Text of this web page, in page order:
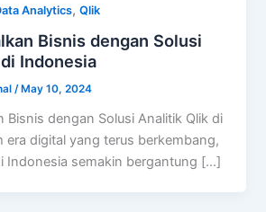
Analytics,Qlik
Bisnis dengan Solusi
Indonesia
/ May 10, 2024
Bisnis dengan Solusi Analitik Qlik di
era digital yang terus berkembang,
Indonesia semakin bergantung […]